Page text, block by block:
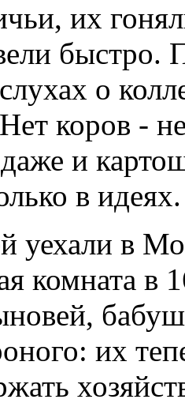
их
быстро.
о
коров -
даже и
в идеях.
уехали в
комната в
их